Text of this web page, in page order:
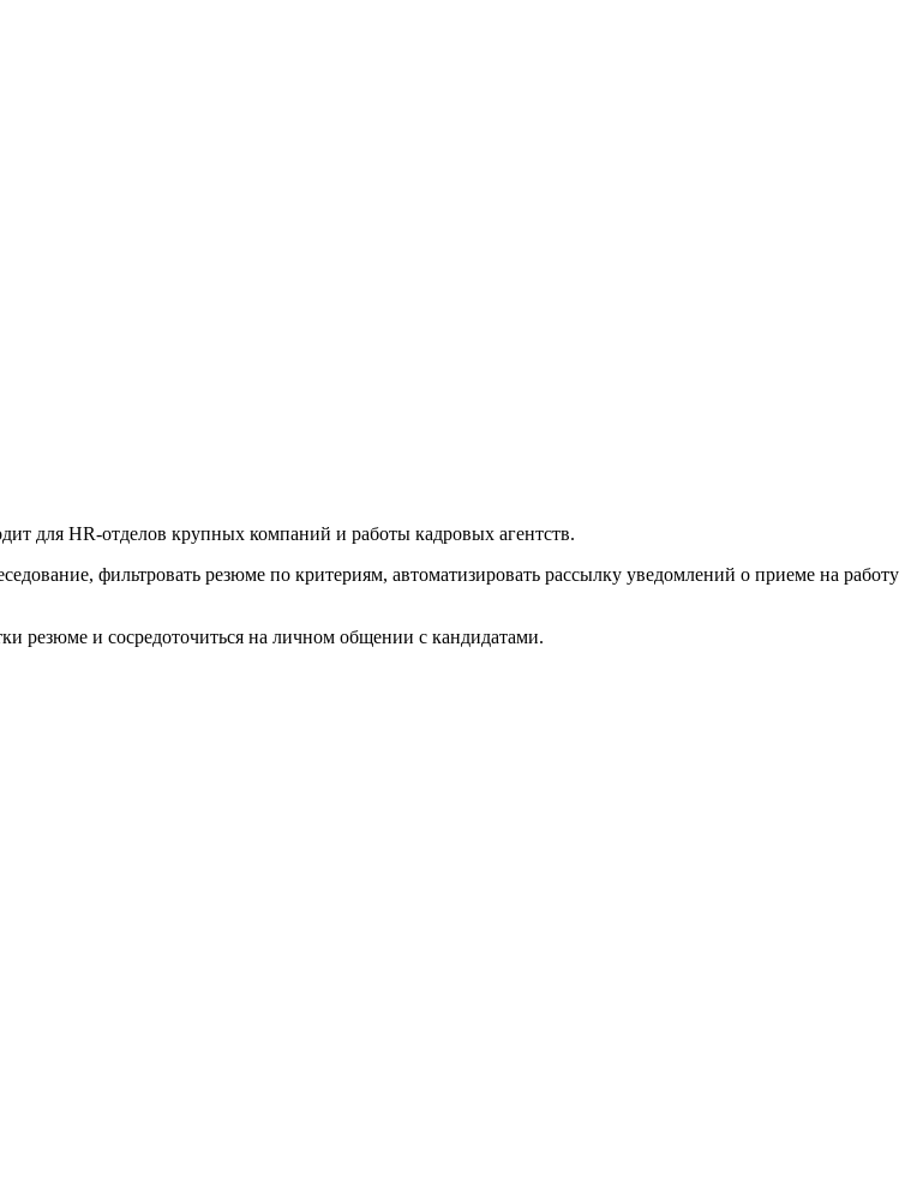
для HR-отделов крупных компаний и работы кадровых агентств.
фильтровать резюме по критериям, автоматизировать рассылку уведомлений о приеме на работу
резюме и сосредоточиться на личном общении с кандидатами.